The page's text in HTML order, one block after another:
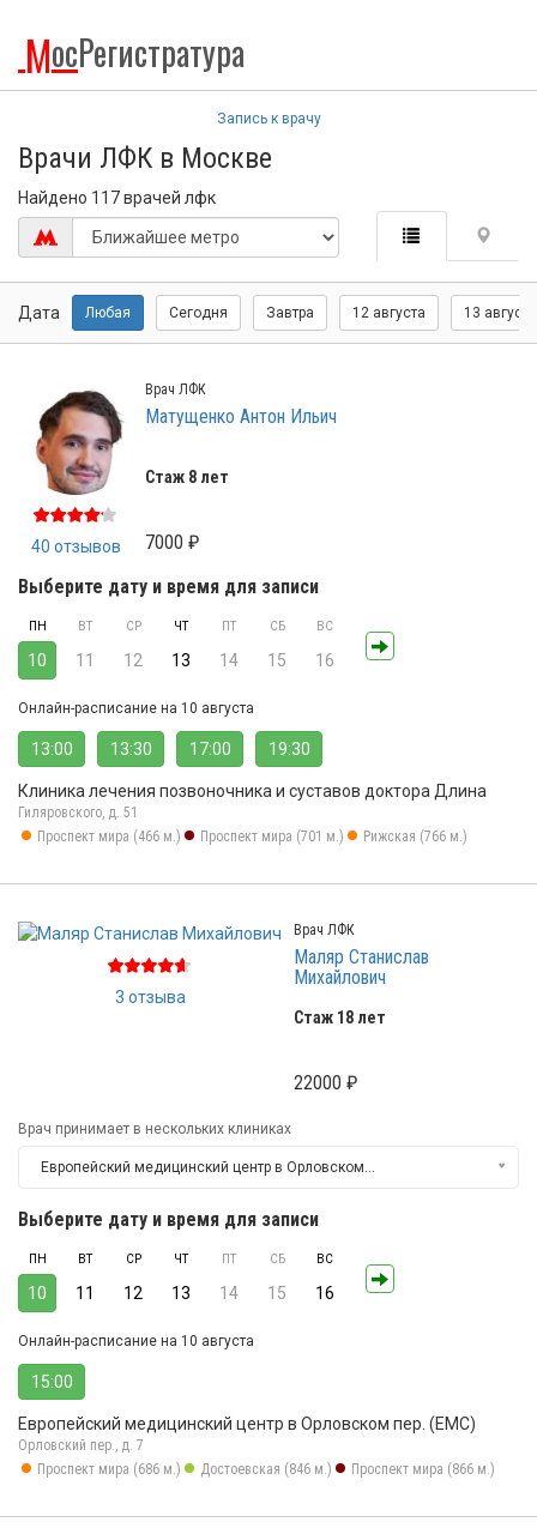
МосРегистратура
Запись к врачу
Врачи ЛФК в Москве
Найдено 117 врачей лфк
Дата Любая Сегодня Завтра 12 августа 13 августа
40 отзывов
Врач ЛФК
Матущенко Антон Ильич
Стаж 8 лет
7000 ₽
Выберите дату и время для записи
ПН
10
ВТ
11
СР
12
ЧТ
13
ПТ
14
СБ
15
ВС
16
Онлайн-расписание на 10 августа
13:00 13:30 17:00 19:30
Клиника лечения позвоночника и суставов доктора Длина
Гиляровского, д. 51
Проспект мира (466 м.)
Проспект мира (701 м.) Рижская (766 м.)
3 отзыва
Врач ЛФК
Маляр Станислав
Михайлович
Стаж 18 лет
22000 ₽
Врач принимает в нескольких клиниках
Европейский медицинский центр в Орловском пер. (ЕМС)
Выберите дату и время для записи
ПН
10
ВТ
11
СР
12
ЧТ
13
ПТ
14
СБ
15
ВС
16
Онлайн-расписание на 10 августа
15:00
Европейский медицинский центр в Орловском пер. (ЕМС)
Орловский пер., д. 7
Проспект мира (686 м.)
Достоевская (846 м.) Проспект мира (866 м.)